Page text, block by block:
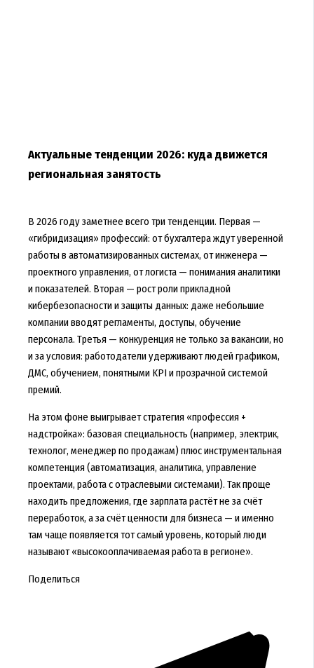
Актуальные тенденции 2026: куда движется
региональная занятость
В 2026 году заметнее всего три тенденции. Первая —
«гибридизация» профессий: от бухгалтера ждут уверенной
работы в автоматизированных системах, от инженера —
проектного управления, от логиста — понимания аналитики
и показателей. Вторая — рост роли прикладной
кибербезопасности и защиты данных: даже небольшие
компании вводят регламенты, доступы, обучение
персонала. Третья — конкуренция не только за вакансии, но
и за условия: работодатели удерживают людей графиком,
ДМС, обучением, понятными KPI и прозрачной системой
премий.
На этом фоне выигрывает стратегия «профессия +
надстройка»: базовая специальность (например, электрик,
технолог, менеджер по продажам) плюс инструментальная
компетенция (автоматизация, аналитика, управление
проектами, работа с отраслевыми системами). Так проще
находить предложения, где зарплата растёт не за счёт
переработок, а за счёт ценности для бизнеса — и именно
там чаще появляется тот самый уровень, который люди
называют «высокооплачиваемая работа в регионе».
Поделиться